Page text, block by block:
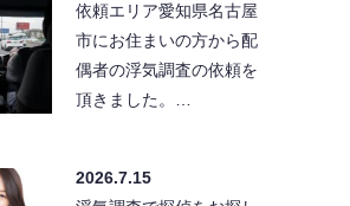
依頼エリア愛知県名古屋
市にお住まいの方から配
偶者の浮気調査の依頼を
頂きました。…
2026.7.15